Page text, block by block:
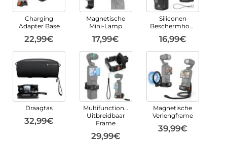
Charging
Adapter Base
22,99€
Magnetische
Mini-Lamp
17,99€
Siliconen
Beschermhoes
16,99€
Draagtas
32,99€
Multifunctioneel
Uitbreidbaar
Frame
29,99€
Magnetische
Verlengframe
39,99€